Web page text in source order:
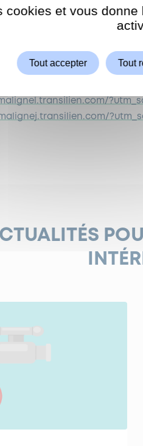
France Mobilités
de la situation en temps réel :
cookies et vous
Tout accepter Tout